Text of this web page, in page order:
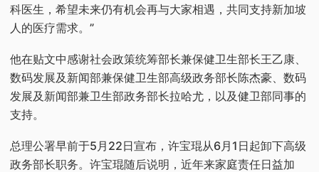
科医生，希望未来仍有机会再与大家相遇，共同支持新加坡
人的医疗需求。”
他在贴文中感谢社会政策统筹部长兼保健卫生部长王乙康、
数码发展及新闻部兼保健卫生部高级政务部长陈杰豪、数码
发展及新闻部兼卫生部政务部长拉哈尤，以及健卫部同事的
支持。
总理公署早前于5月22日宣布，许宝琨从6月1日起卸下高级
政务部长职务。许宝琨随后说明，近年来家庭责任日益加